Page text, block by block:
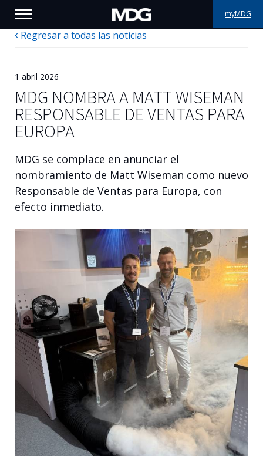
myMDG
PRODUCTOS
ASISTENCIA
PORFOLIO
ACERCA DE MDG
DÓNDE COMPRAR
VISÍTENOS
Regresar a todas las noticias
1 abril 2026
MDG NOMBRA A MATT WISEMAN
RESPONSABLE DE VENTAS PARA
EUROPA
MDG se complace en anunciar el
nombramiento de Matt Wiseman como nuevo
Responsable de Ventas para Europa, con
efecto inmediato.